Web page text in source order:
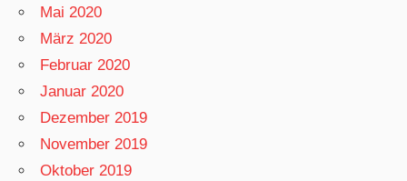
Mai 2020
März 2020
Februar 2020
Januar 2020
Dezember 2019
November 2019
Oktober 2019